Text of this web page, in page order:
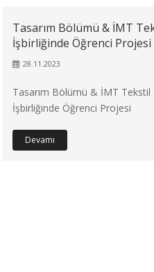
Tasarım Bölümü & İMT
İşbirliğinde Öğrenci Projesi
28.11.2023
Tasarım Bölümü & İMT Tekstil
İşbirliğinde Öğrenci Projesi
Devamı